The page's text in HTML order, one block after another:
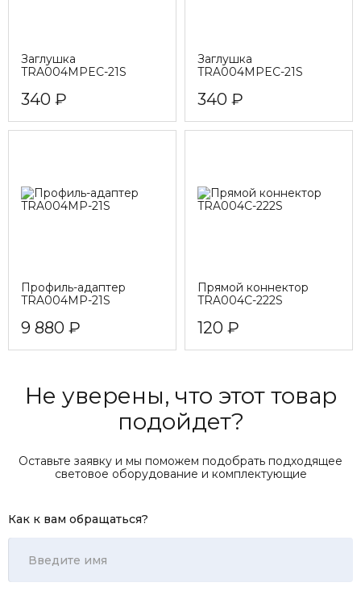
Заглушка
TRA004MPEC-21S
340 ₽
Заглушка
TRA004MPEC-21S
340 ₽
Профиль-адаптер
TRA004MP-21S
9 880 ₽
Прямой коннектор
TRA004C-222S
120 ₽
Не уверены, что этот товар
подойдет?
Оставьте заявку и мы поможем подобрать подходящее
световое оборудование и комплектующие
Как к вам обращаться?